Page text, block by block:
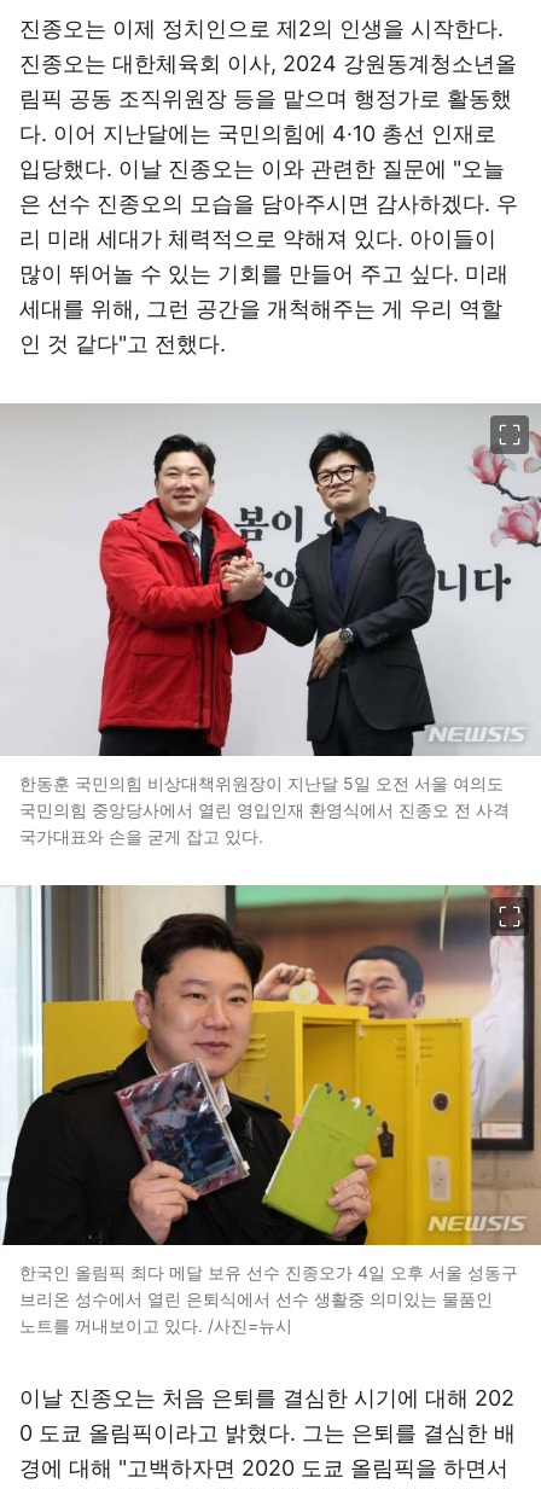
진종오는 이제 정치인으로 제2의 인생을 시작한다.
진종오는 대한체육회 이사, 2024 강원동계청소년올
림픽 공동 조직위원장 등을 맡으며 행정가로 활동했
다. 이어 지난달에는 국민의힘에 4·10 총선 인재로
입당했다. 이날 진종오는 이와 관련한 질문에 "오늘
은 선수 진종오의 모습을 담아주시면 감사하겠다. 우
리 미래 세대가 체력적으로 약해져 있다. 아이들이
많이 뛰어놀 수 있는 기회를 만들어 주고 싶다. 미래
세대를 위해, 그런 공간을 개척해주는 게 우리 역할
인 것 같다"고 전했다.
한동훈 국민의힘 비상대책위원장이 지난달 5일 오전 서울 여의도
국민의힘 중앙당사에서 열린 영입인재 환영식에서 진종오 전 사격
국가대표와 손을 굳게 잡고 있다.
한국인 올림픽 최다 메달 보유 선수 진종오가 4일 오후 서울 성동구
브리온 성수에서 열린 은퇴식에서 선수 생활중 의미있는 물품인
노트를 꺼내보이고 있다. /사진=뉴시
이날 진종오는 처음 은퇴를 결심한 시기에 대해 202
0 도쿄 올림픽이라고 밝혔다. 그는 은퇴를 결심한 배
경에 대해 "고백하자면 2020 도쿄 올림픽을 하면서